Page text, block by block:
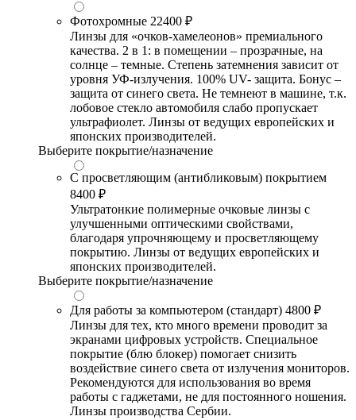
Фотохромные 22400 ₽
Линзы для «очков-хамелеонов» премиального
качества. 2 в 1: в помещении – прозрачные, на
солнце – темные. Степень затемнения зависит от
уровня УФ-излучения. 100% UV- защита. Бонус –
защита от синего света. Не темнеют в машине, т.к.
лобовое стекло автомобиля слабо пропускает
ультрафиолет. Линзы от ведущих европейских и
японских производителей.
Выберите покрытие/назначение
С просветляющим (антибликовым) покрытием
8400 ₽
Ультратонкие полимерные очковые линзы с
улучшенными оптическими свойствами,
благодаря упрочняющему и просветляющему
покрытию. Линзы от ведущих европейских и
японских производителей.
Выберите покрытие/назначение
Для работы за компьютером (стандарт) 4800 ₽
Линзы для тех, кто много времени проводит за
экранами цифровых устройств. Специальное
покрытие (блю блокер) помогает снизить
воздействие синего света от излучения мониторов.
Рекомендуются для использования во время
работы с гаджетами, не для постоянного ношения.
Линзы производства Сербии.